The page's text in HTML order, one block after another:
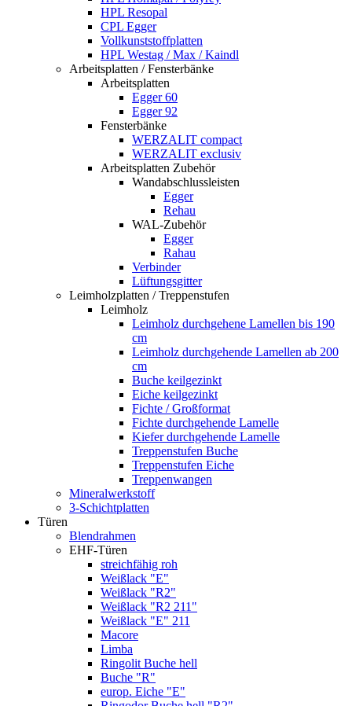
HPL Resopal
CPL Egger
Vollkunststoffplatten
HPL Westag / Max / Kaindl
Arbeitsplatten / Fensterbänke
Arbeitsplatten
Egger 60
Egger 92
Fensterbänke
WERZALIT compact
WERZALIT exclusiv
Arbeitsplatten Zubehör
Wandabschlussleisten
Egger
Rehau
WAL-Zubehör
Egger
Rahau
Verbinder
Lüftungsgitter
Leimholzplatten / Treppenstufen
Leimholz
Leimholz durchgehene Lamellen bis 190
cm
Leimholz durchgehende Lamellen ab 200
cm
Buche keilgezinkt
Eiche keilgezinkt
Fichte / Großformat
Fichte durchgehende Lamelle
Kiefer durchgehende Lamelle
Treppenstufen Buche
Treppenstufen Eiche
Treppenwangen
Mineralwerkstoff
3-Schichtplatten
Türen
Blendrahmen
EHF-Türen
streichfähig roh
Weißlack "E"
Weißlack "R2"
Weißlack "R2 211"
Weißlack "E" 211
Macore
Limba
Ringolit Buche hell
Buche "R"
europ. Eiche "E"